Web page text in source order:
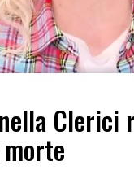
Clerici